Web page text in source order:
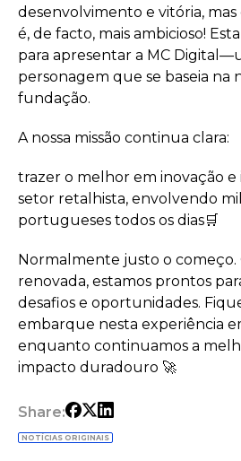
desenvolvimento e vitória,
é, de facto, mais ambicioso!
para apresentar a MC
personagem que se baseia na
fundação.
A nossa missão continua clara:
trazer o melhor em inovação e
setor retalhista, envolvendo
portugueses todos os dias🛒
Normalmente justo o começo.
renovada, estamos prontos
desafios e oportunidades.
embarque nesta experiência
enquanto continuamos a
impacto duradouro 🚀
Share:
NOTÍCIAS ORIGINAIS